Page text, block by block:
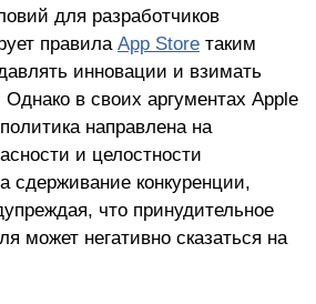
для разработчиков
правила App Storeтаким
инновации и взимать
в своих аргументах Apple
направлена на
и целостности
сдерживание конкуренции,
что принудительное
может негативно сказаться на